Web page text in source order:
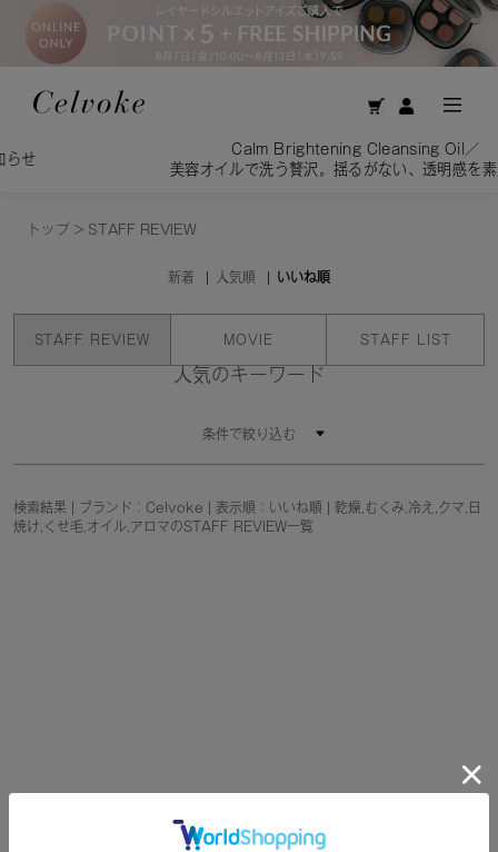
Calm Brightening Cleansing Oil／
美容オイルで洗う贅沢。揺るがない、透明感を素肌へ。
トップ > STAFF REVIEW
新着 人気順 いいね順
STAFF REVIEW MOVIE STAFF LIST
人気のキーワード
条件で絞り込む
検索結果 | ブランド：Celvoke | 表示順：いいね順 | 乾燥,むくみ,冷え,クマ,日
焼け,くせ毛,オイル,アロマのSTAFF REVIEW一覧